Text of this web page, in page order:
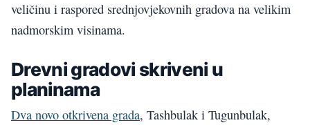
veličinu i raspored srednjovjekovnih gradova na velikim
nadmorskim visinama.
Drevni gradovi skriveni u
planinama
Dva novo otkrivena grada, Tashbulak i Tugunbulak,